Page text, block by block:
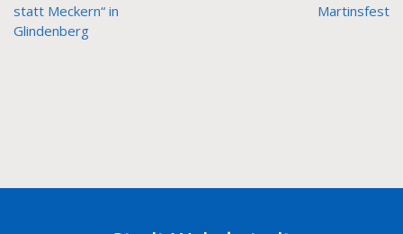
statt Meckern“ in
Glindenberg
Martinsfest